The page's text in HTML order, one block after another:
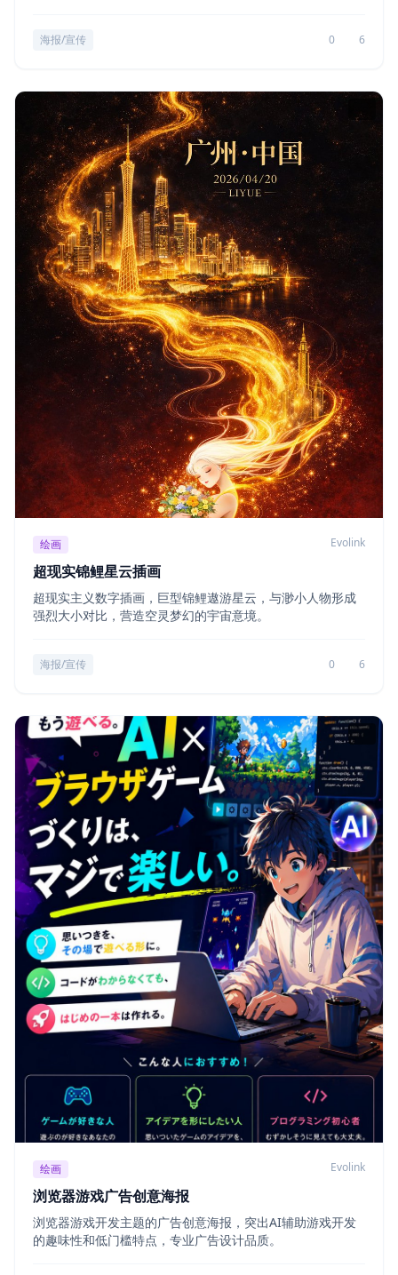
海报/宣传 0 6
绘画 Evolink
超现实锦鲤星云插画
超现实主义数字插画，巨型锦鲤遨游星云，与渺小人物形成
强烈大小对比，营造空灵梦幻的宇宙意境。
海报/宣传 0 6
绘画 Evolink
浏览器游戏广告创意海报
浏览器游戏开发主题的广告创意海报，突出AI辅助游戏开发
的趣味性和低门槛特点，专业广告设计品质。